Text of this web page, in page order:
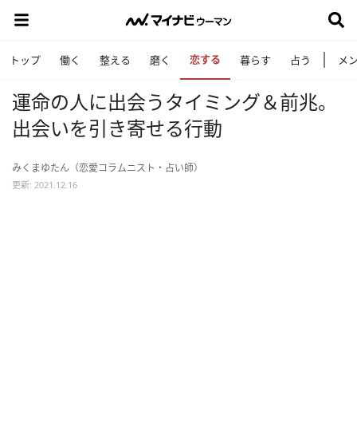
トップ 働く 整える 磨く 恋する 暮らす 占う メ
運命の人に出会うタイミング＆前兆。
出会いを引き寄せる行動
みくまゆたん（恋愛コラムニスト・占い師）
更新: 2021.12.16